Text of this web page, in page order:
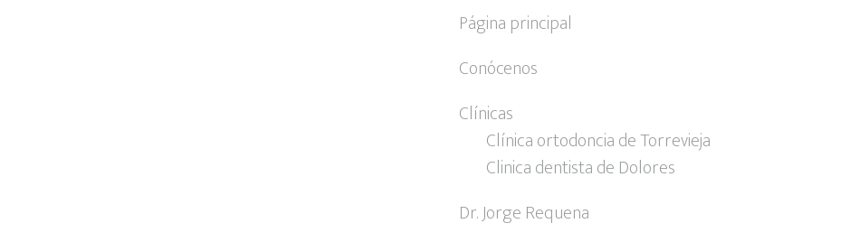
Página principal
Conócenos
Clínicas
Clínica ortodoncia de Torrevieja
Clinica dentista de Dolores
Dr. Jorge Requena